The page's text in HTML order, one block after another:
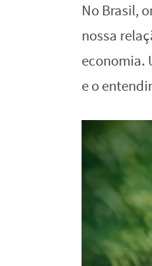
No Brasil,
nossa
economia.
e o